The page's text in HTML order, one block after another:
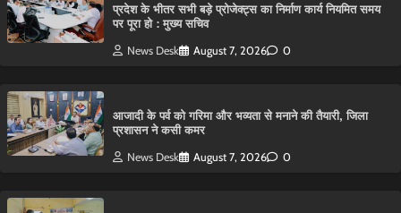
प्रदेश के भीतर सभी बड़े प्रोजेक्ट्स का निर्माण कार्य नियमित समय
पर पूरा हो : मुख्य सचिव
News Desk August 7, 2026 0
आजादी के पर्व को गरिमा और भव्यता से मनाने की तैयारी, जिला
प्रशासन ने कसी कमर
News Desk August 7, 2026 0